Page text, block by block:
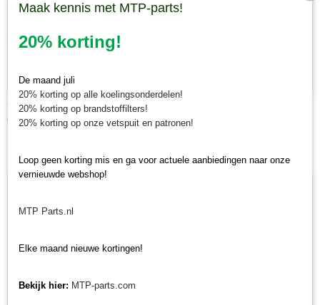
Tanden CBR Ceccato cirkelschudder
€ 15,97
Maak kennis met MTP-parts!
20% korting!
De maand juli
20% korting op alle koelingsonderdelen!
20% korting op brandstoffilters!
20% korting op onze vetspuit en patronen!
Loop geen korting mis en ga voor actuele aanbiedingen naar onze
vernieuwde webshop!
MTP Parts.nl
Elke maand nieuwe kortingen!
Bekijk hier: MTP-parts.com